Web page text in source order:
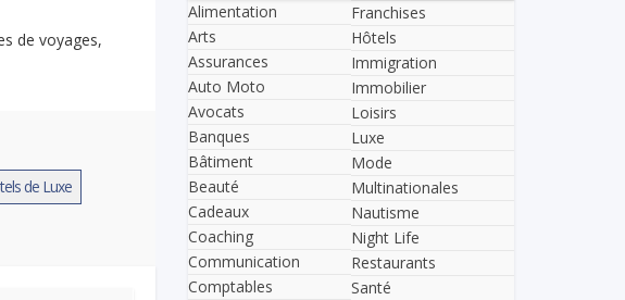
de voyages,
de Luxe
Alimentation
Arts
Assurances
Auto Moto
Avocats
Banques
Bâtiment
Beauté
Cadeaux
Coaching
Communication
Comptables
Franchises
Hôtels
Immigration
Immobilier
Loisirs
Luxe
Mode
Multinationales
Nautisme
Night Life
Restaurants
Santé